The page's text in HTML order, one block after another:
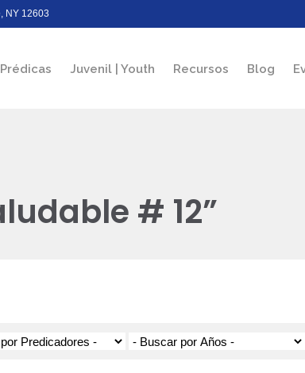
NY 12603
Prédicas Juvenil | Youth Recursos Blog
# 12”